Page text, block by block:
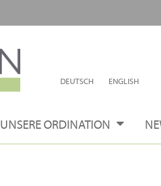
DEUTSCH ENGLISH
UNSERE ORDINATION